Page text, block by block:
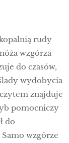
rudy
wzgórza
do czasów,
wydobycia
znajduje
pomocniczy
do
wzgórze